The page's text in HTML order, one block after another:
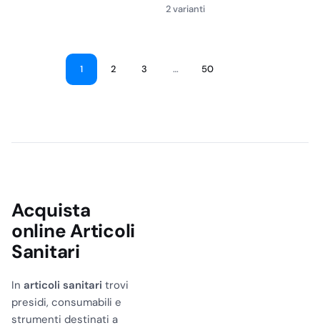
2 varianti
1 2 3 … 50
Acquista
online Articoli
Sanitari
In articoli sanitari trovi
presidi, consumabili e
strumenti destinati a